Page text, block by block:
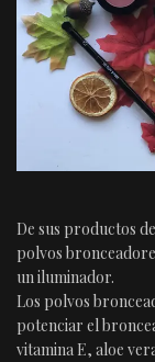
De sus productos
polvos
un iluminador.
Los polvos
potenciar el
vitamina E, aloe